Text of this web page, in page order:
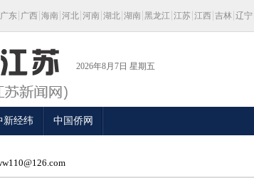
广东 广西 海南 河北 河南 湖北 湖南 黑龙江 江苏 江西 吉林 辽宁
2026年8月7日 星期五
新经纬 中国侨网